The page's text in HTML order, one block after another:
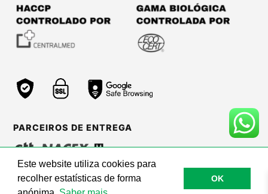
PARCEIROS DE ENTREGA
©Zurc Etraud |Web Care by BinaryBrigade
Este website utiliza cookies para
recolher estatísticas de forma
OK